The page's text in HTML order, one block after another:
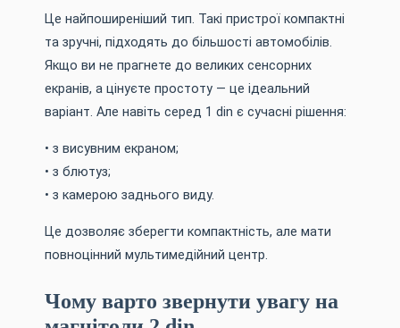
Це найпоширеніший тип. Такі пристрої компактні
та зручні, підходять до більшості автомобілів.
Якщо ви не прагнете до великих сенсорних
екранів, а цінуєте простоту — це ідеальний
варіант. Але навіть серед 1 din є сучасні рішення:
• з висувним екраном;
• з блютуз;
• з камерою заднього виду.
Це дозволяє зберегти компактність, але мати
повноцінний мультимедійний центр.
Чому варто звернути увагу на